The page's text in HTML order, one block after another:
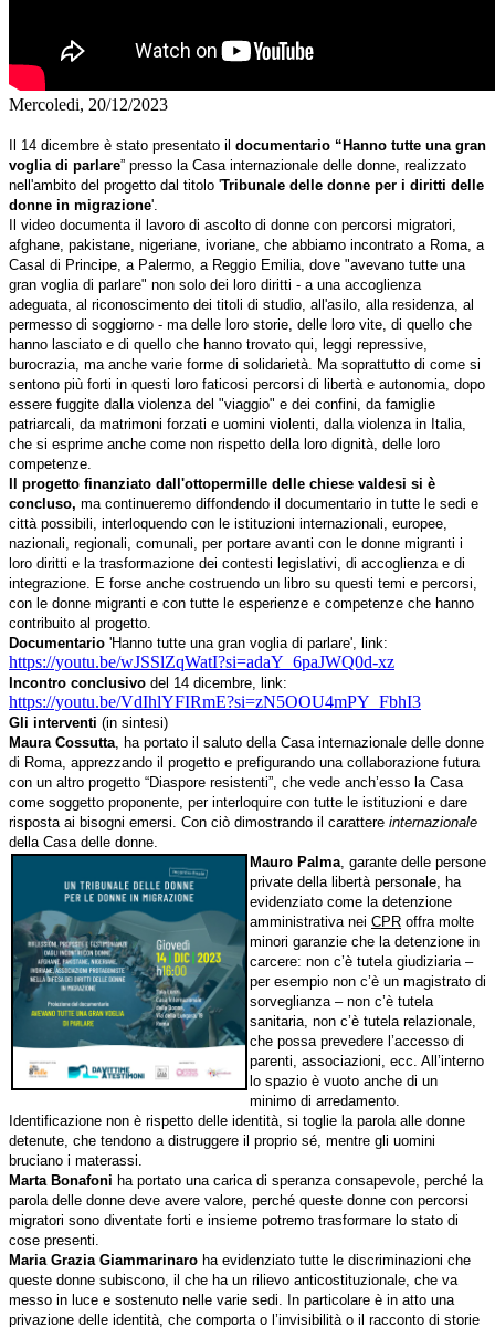
Mercoledi, 20/12/2023
Il 14 dicembre è stato presentato il documentario “Hanno tutte una gran
voglia di parlare” presso la Casa internazionale delle donne, realizzato
nell'ambito del progetto dal titolo 'Tribunale delle donne per i diritti delle
donne in migrazione'.
Il video documenta il lavoro di ascolto di donne con percorsi migratori,
afghane, pakistane, nigeriane, ivoriane, che abbiamo incontrato a Roma, a
Casal di Principe, a Palermo, a Reggio Emilia, dove "avevano tutte una
gran voglia di parlare" non solo dei loro diritti - a una accoglienza
adeguata, al riconoscimento dei titoli di studio, all'asilo, alla residenza, al
permesso di soggiorno - ma delle loro storie, delle loro vite, di quello che
hanno lasciato e di quello che hanno trovato qui, leggi repressive,
burocrazia, ma anche varie forme di solidarietà. Ma soprattutto di come si
sentono più forti in questi loro faticosi percorsi di libertà e autonomia, dopo
essere fuggite dalla violenza del "viaggio" e dei confini, da famiglie
patriarcali, da matrimoni forzati e uomini violenti, dalla violenza in Italia,
che si esprime anche come non rispetto della loro dignità, delle loro
competenze.
Il progetto finanziato dall'ottopermille delle chiese valdesi si è
concluso, ma continueremo diffondendo il documentario in tutte le sedi e
città possibili, interloquendo con le istituzioni internazionali, europee,
nazionali, regionali, comunali, per portare avanti con le donne migranti i
loro diritti e la trasformazione dei contesti legislativi, di accoglienza e di
integrazione. E forse anche costruendo un libro su questi temi e percorsi,
con le donne migranti e con tutte le esperienze e competenze che hanno
contribuito al progetto.
Documentario 'Hanno tutte una gran voglia di parlare', link:
https://youtu.be/wJSSlZqWatI?si=adaY_6paJWQ0d-xz
Incontro conclusivo del 14 dicembre, link:
https://youtu.be/VdIhlYFIRmE?si=zN5OOU4mPY_FbhI3
Gli interventi (in sintesi)
Maura Cossutta, ha portato il saluto della Casa internazionale delle donne
di Roma, apprezzando il progetto e prefigurando una collaborazione futura
con un altro progetto “Diaspore resistenti”, che vede anch’esso la Casa
come soggetto proponente, per interloquire con tutte le istituzioni e dare
risposta ai bisogni emersi. Con ciò dimostrando il carattere internazionale
della Casa delle donne.
Mauro Palma, garante delle persone
private della libertà personale, ha
evidenziato come la detenzione
amministrativa nei CPR offra molte
minori garanzie che la detenzione in
carcere: non c’è tutela giudiziaria –
per esempio non c’è un magistrato di
sorveglianza – non c’è tutela
sanitaria, non c’è tutela relazionale,
che possa prevedere l’accesso di
parenti, associazioni, ecc. All’interno
lo spazio è vuoto anche di un
minimo di arredamento.
Identificazione non è rispetto delle identità, si toglie la parola alle donne
detenute, che tendono a distruggere il proprio sé, mentre gli uomini
bruciano i materassi.
Marta Bonafoni ha portato una carica di speranza consapevole, perché la
parola delle donne deve avere valore, perché queste donne con percorsi
migratori sono diventate forti e insieme potremo trasformare lo stato di
cose presenti.
Maria Grazia Giammarinaro ha evidenziato tutte le discriminazioni che
queste donne subiscono, il che ha un rilievo anticostituzionale, che va
messo in luce e sostenuto nelle varie sedi. In particolare è in atto una
privazione delle identità, che comporta o l’invisibilità o il racconto di storie